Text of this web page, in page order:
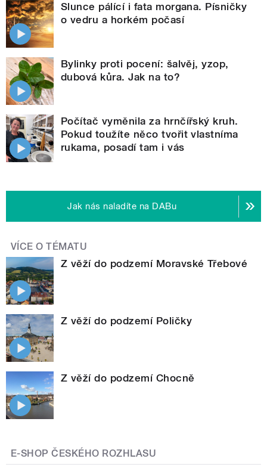
Slunce pálící i fata morgana. Písničky
o vedru a horkém počasí
Bylinky proti pocení: šalvěj, yzop,
dubová kůra. Jak na to?
Počítač vyměnila za hrnčířský kruh.
Pokud toužíte něco tvořit vlastníma
rukama, posadí tam i vás
Jak nás naladíte na DABu
VÍCE O TÉMATU
Z věží do podzemí Moravské Třebové
Z věží do podzemí Poličky
Z věží do podzemí Chocně
E-SHOP ČESKÉHO ROZHLASU